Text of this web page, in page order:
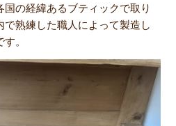
の経緯あるブティックで取り
熟練した職人によって製造し
。